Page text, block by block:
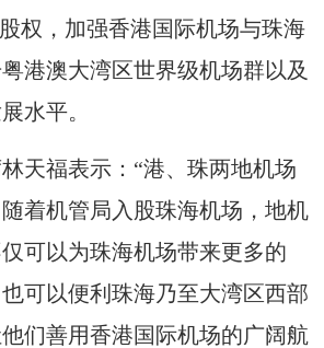
权，加强香港国际机场与珠海
港澳大湾区世界级机场群以及
水平。
福表示：“港、珠两地机场
着机管局入股珠海机场，地机
可以为珠海机场带来更多的
可以便利珠海乃至大湾区西部
们善用香港国际机场的广阔航